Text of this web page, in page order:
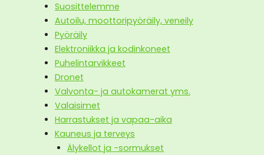
Suosittelemme
Autoilu, moottoripyöräily, veneily
Pyöräily
Elektroniikka ja kodinkoneet
Puhelintarvikkeet
Dronet
Valvonta- ja autokamerat yms.
Valaisimet
Harrastukset ja vapaa-aika
Kauneus ja terveys
Älykellot ja -sormukset